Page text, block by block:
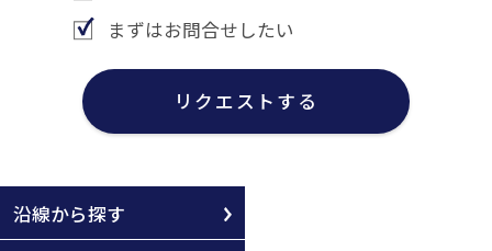
まずはお問合せしたい
リクエストする
沿線から探す